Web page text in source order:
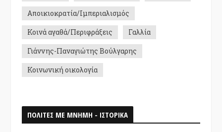
Αποικιοκρατία/Ιμπεριαλισμός
Κοινά αγαθά/Περιφράξεις
Γαλλία
Γιάννης-Παναγιώτης Βούλγαρης
Κοινωνική οικολογία
ΠΟΛΙΤΕΣ ΜΕ ΜΝΗΜΗ - ΙΣΤΟΡΙΚΑ